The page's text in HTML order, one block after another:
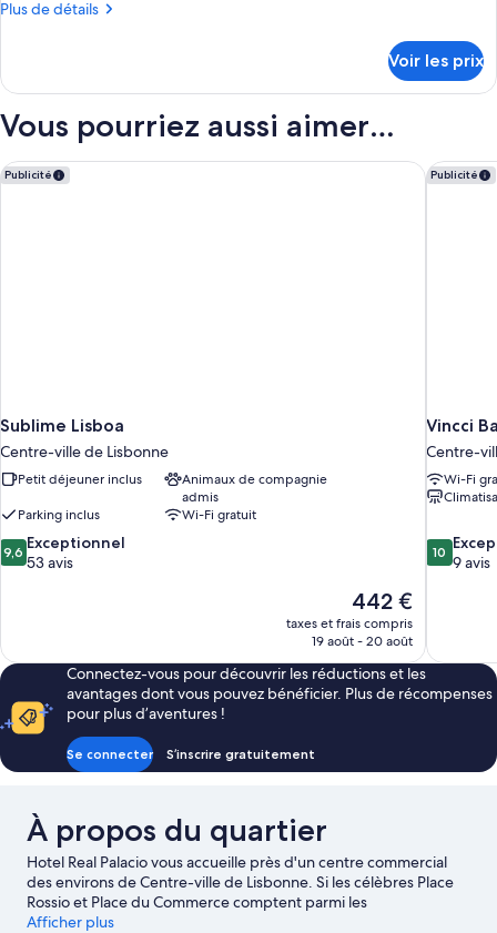
chambre :
Plus de détails
Plus
le
de
Suite
Voir les prix
Vous pourriez aussi aimer…
Publicité
Sublime Lisboa
Centre-ville de Lisbonne
Petit déjeuner inclus
Animaux de compagnie
admis
Parking inclus
Wi-Fi gratuit
9.6
sur
9,6 Exceptionnel
53 avis
Le
nouveau
prix
de
442 €
442 €
taxes et frais compris
19 août - 20 août
Sublime Lisboa Publicité
Vincci
Centre-
Wi-Fi
10.0
sur
10
9 avis
Vincci
Connectez-vous pour découvrir les réductions et les
avantages dont vous pouvez bénéficier. Plus de récompenses
pour plus d’aventures !
Se connecter S’inscrire gratuitement
À propos du quartier
Hotel Real Palacio vous accueille près d'un centre commercial
des environs de Centre-ville de Lisbonne. Si les célèbres Place
Rossio et Place du Commerce comptent parmi les
immanquables, de son côté, l'emblématique Océanarium de
Afficher plus